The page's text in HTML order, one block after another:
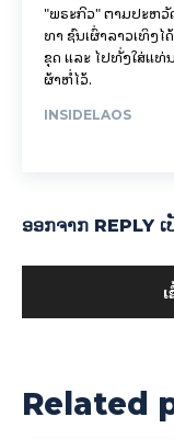
"ພຣະກິວ" ຕາມປະຫວັ
ທາ ຊົນເຜົ່າລາວເທິງ
ຂຸດ ແລະ ໄປທັ່ງໃສ່ແທ່
ຜ້າຫໍ່ໄວ້.
INSIDELAOS
ອອກ​ຈາກ REPLY ເ
Related